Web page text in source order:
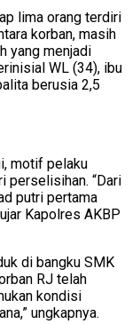
lima orang terdiri
korban, masih
yang menjadi
WL (34), ibu
berusia 2,5
motif pelaku
perselisihan. “Dari
putri pertama
Kapolres AKBP
di bangku SMK
RJ telah
kondisi
ungkapnya.